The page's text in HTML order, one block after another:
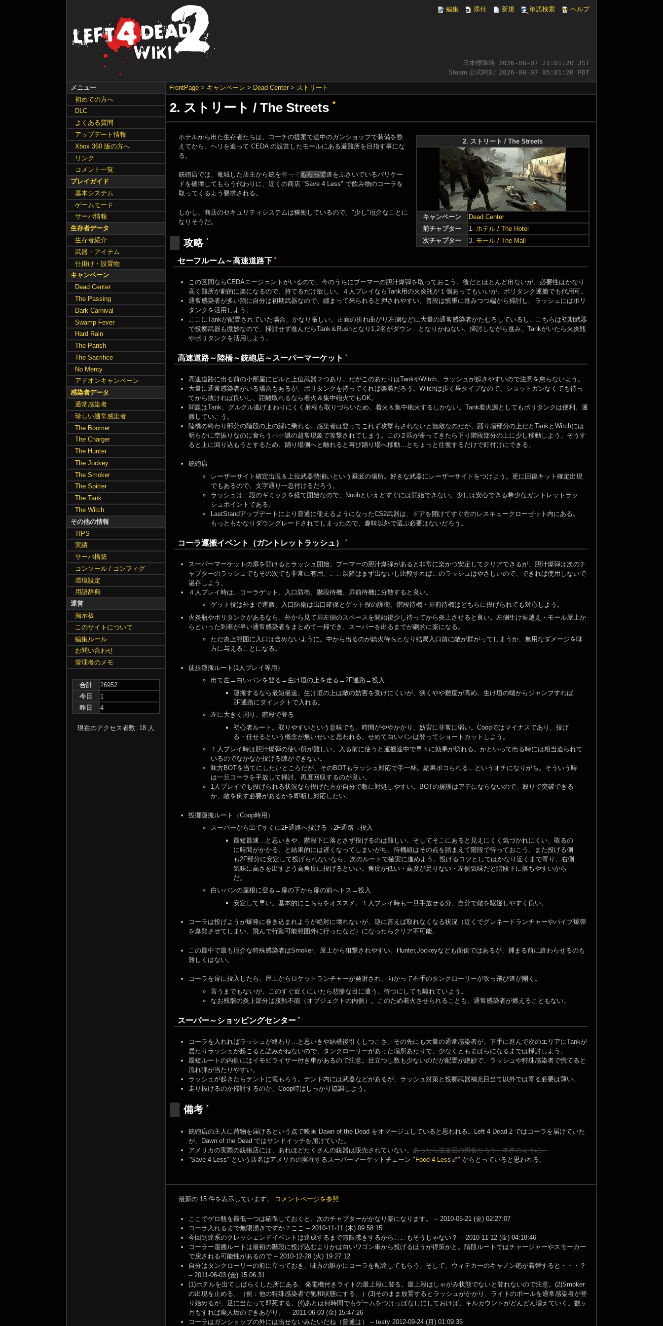
編集 添付 新規 単語検索 ヘルプ
日本標準時: 2026-08-07 21:01:21 JST
Steam 公式時刻: 2026-08-07 05:01:21 PDT
FrontPage> キャンペーン > Dead Center> ストリート
2. ストリート / The Streets*
2. ストリート / The Streets
キャンペーン
Dead Center
前チャプター
1. ホテル / The Hotel
次チャプター
3. モール / The Mall
ホテルから出た生存者たちは、コーチの提案で途中のガンショップで装備を整
えてから、ヘリを追って CEDA の設営したモールにある避難所を目指す事にな
る。
銃砲店では、篭城した店主から銃を奪ってもらって道をふさいでいるバリケー
ドを破壊してもらう代わりに、近くの商店 "Save 4 Less" で飲み物のコーラを
取ってくるよう要求される。
しかし、商店のセキュリティシステムは稼働しているので、"少し"厄介なことに
なりそうだ。
攻略 *
セーフルーム～高速道路下 *
この区間ならCEDAエージェントがいるので、今のうちにブーマーの胆汁爆弾を取っておこう。後だとほとんど出ないが、必要性はかなり
高く難所が劇的に楽になるので、持てるだけ欲しい。４人プレイならTank用の火炎瓶が１個あってもいいが、ポリタンク運搬でも代用可。
通常感染者が多い割に自分は初期武器なので、纏まって来られると押されやすい。普段は慎重に進みつつ端から掃討し、ラッシュにはポリ
タンクを活用しよう。
ここにTankが配置されていた場合、かなり厳しい。正面の折れ曲がり左側などに大量の通常感染者がたむろしているし、こちらは初期武器
で投擲武器も微妙なので、掃討せず進んだらTank＆Rushとなり1,2名がダウン…となりかねない。掃討しながら進み、Tankがいたら火炎瓶
やポリタンクを活用しよう。
高速道路～陸橋～銃砲店～スーパーマーケット *
高速道路に出る前の小部屋にピルと上位武器２つあり。だがこのあたりはTankやWitch、ラッシュが起きやすいので注意を怠らないよう。
大量に通常感染者がいる場合もあるが、ポリタンクを持ってくれば楽勝だろう。Witchは歩く昼タイプなので、ショットガンなくても待っ
てから抜ければ良いし、距離取れるなら着火＆集中砲火でもOK。
問題はTank。グルグル逃げまわりにくく射程も取りづらいため、着火＆集中砲火するしかない。Tank着火源としてもポリタンクは便利。運
搬していこう。
陸橋の終わり部分の階段の上の縁に乗れる。感染者は登ってこれず攻撃もされないと無敵なのだが、踊り場部分の上だとTankとWitchには
明らかに空振りなのに食らう バグ謎の超常現象で攻撃されてしまう。この２匹が寄ってきたら下り階段部分の上に少し移動しよう。そうす
ると上に回り込もうとするため、踊り場側へと離れると再び踊り場へ移動…とちょっと往復するだけで釘付けにできる。
銃砲店
レーザーサイト確定出現＆上位武器勢揃いという垂涎の場所。好きな武器にレーザーサイトをつけよう。更に回復キット確定出現
でもあるので、文字通り一息付けるだろう。
ラッシュは二段のギミックを経て開始なので、Noobといえどすぐには開始できない。少しは安心できる希少なガントレットラッ
シュポイントである。
LastStandアップデートにより普通に使えるようになったCS2武器は、ドアを開けてすぐ右のレスキュークローゼット内にある。
もっともかなりダウングレードされてしまったので、趣味以外で選ぶ必要はないだろう。
コーラ運搬イベント（ガントレットラッシュ） *
スーパーマーケットの扉を開けるとラッシュ開始。ブーマーの胆汁爆弾があると非常に楽かつ安定してクリアできるが、胆汁爆弾は次のチ
ャプターのラッシュでもその次でも非常に有用。ここ以降はまず出ないし比較すればこのラッシュはやさしいので、できれば使用しないで
温存しよう。
４人プレイ時は、コーラゲット、入口防衛、階段待機、扉前待機に分散すると良い。
ゲット役は外まで運搬、入口防衛は出口確保とゲット役の護衛。階段待機・扉前待機はどちらに投げられても対応しよう。
火炎瓶やポリタンクがあるなら、外から見て扉左側のスペースを開始後少し待ってから炎上させると良い。左側生け垣越え・モール屋上か
らといった到着が早い通常感染者をまとめて一掃でき、スーパーを出るまでが劇的に楽になる。
ただ炎上範囲に入口は含めないように。中から出るのが鎮火待ちとなり結局入口前に敵が群がってしまうか、無用なダメージを味
方に与えることになる。
徒歩運搬ルート(1人プレイ等用）
出て左→白いバンを登る→生け垣の上を走る→2F通路→投入
運搬するなら最短最速。生け垣の上は敵の妨害を受けにくいが、狭くやや難度が高め。生け垣の端からジャンプすれば
2F通路にダイレクトで入れる。
左に大きく周り、階段で登る
初心者ルート。取りやすいという意味でも。時間がややかかり、妨害に非常に弱い。Coopではマイナスであり、投げ
る・任せるという概念が無いせいと思われる。せめて白いバンは登ってショートカットしよう。
１人プレイ時は胆汁爆弾の使い所が難しい。入る前に使うと運搬途中で早々に効果が切れる。かといって出る時には相当迫られて
いるのでなかなか投げる隙ができない。
味方BOTを当てにしたいところだが、そのBOTもラッシュ対応で手一杯。結果ボコられる…というオチになりがち。そういう時
は一旦コーラを手放して掃討、再度回収するのが良い。
1人プレイでも投げられる状況なら投げた方が自分で敵に対処しやすい。BOTの援護はアテにならないので、殴りで突破できる
か、敵を倒す必要があるかを即断し対応したい。
投擲運搬ルート（Coop時用）
スーパーから出てすぐに2F通路へ投げる→2F通路→投入
最短最速…と思いきや、階段下に落とさず投げるのは難しい。そしてそこにあると見えにくく気づかれにくい、取るの
に時間がかかる、と結果的には遅くなってしまいがち。待機組はその点を踏まえて階段で待っておこう。また投げる側
も2F部分に安定して投げられないなら、次のルートで確実に進めよう。投げるコツとしてはかなり近くまで寄り、右側
気味に高さを出すよう高角度に投げるといい。角度が低い・高度が足りない・左側気味だと階段下に落ちやすいから
だ。
白いバンの屋根に登る→扉の下から扉の前へトス→投入
安定して早い。基本的にこちらをオススメ。１人プレイ時も一旦手放せる分、自分で敵を駆逐しやすく良い。
コーラは投げようが爆発に巻き込まれようが絶対に壊れないが、逆に言えば取れなくなる状況（近くでグレネードランチャーやパイプ爆弾
を爆発させてしまい、飛んで行動可能範囲外に行ったなど）になったらクリア不可能。
この最中で最も厄介な特殊感染者はSmoker。屋上から狙撃されやすい。Hunter,Jockeyなども面倒ではあるが、捕まる前に終わらせるのも
難しくはない。
コーラを扉に投入したら、屋上からロケットランチャーが発射され、向かって右手のタンクローリーが吹っ飛び道が開く。
言うまでもないが、このすぐ近くにいたら悲惨な目に遭う。待つにしても離れていよう。
なお残骸の炎上部分は接触不能（オブジェクトの内側）。このため着火させられることも、通常感染者が燃えることもない。
スーパー～ショッピングセンター *
コーラを入れればラッシュが終わり…と思いきや結構後引くしつこさ。その先にも大量の通常感染者が。下手に進んで次のエリアにTankが
居たりラッシュが起こると詰みかねないので、タンクローリーがあった場所あたりで、少なくともまばらになるまでは掃討しよう。
最短ルートの内側にはイモビライザー付き車があるので注意。目立つし数も少ないのだが配置が絶妙で、ラッシュや特殊感染者で慌てると
流れ弾が当たりやすい。
ラッシュが起きたらテントに篭もろう。テント内には武器などがあるが、ラッシュ対策と投擲武器補充目当て以外では寄る必要は薄い。
走り抜けるのか掃討するのか、Coop時はしっかり協調しよう。
備考 *
銃砲店の主人に荷物を届けるという点で映画 Dawn of the Dead をオマージュしていると思われる。Left 4 Dead 2 ではコーラを届けていた
が、Dawn of the Dead ではサンドイッチを届けていた。
アメリカの実際の銃砲店には、あれほどたくさんの銃器は販売されていない。 あったら強盗団の餌食だろう。本作のように。
"Save 4 Less" という店名はアメリカの実在するスーパーマーケットチェーン "Food 4 Less " からとっていると思われる。
最新の 15 件を表示しています。 コメントページを参照
ここでゲロ瓶を最低一つは確保しておくと、次のチャプターがかなり楽になります。 -- 2010-05-21 (金) 02:27:07
コーラ入れるまで無限湧きですか？ここ -- 2010-11-11 (木) 09:58:15
今回到達系のクレッシェンドイベントは達成するまで無限沸きするからここもそうじゃない？ -- 2010-11-12 (金) 04:18:46
コーラー運搬ルートは最初の階段に投げ込むよりかは白いワゴン車から投げるほうが得策かと。階段ルートではチャージャーやスモーカー
で戻される可能性があるので -- 2010-12-28 (火) 19:27:12
自分はタンクローリーの前に立っておき、味方の誰かにコーラを配達してもらう。そして、ウィテカーのキャノン砲が着弾すると・・・？
-- 2011-06-03 (金) 15:06:31
(1)ホテルを出てしばらくした所にある、発電機付きライトの最上段に登る。最上段はしゃがみ状態でないと登れないので注意。(2)Smoker
の出現を止める。（例：他の特殊感染者で飽和状態にする。）(3)そのまま放置するとラッシュがかかり、ライトのポールを通常感染者が登
り始めるが、足に当たって即死する。(4)あとは何時間でもゲームをつけっぱなしにしておけば、キルカウントがどんどん増えていく。数ヶ
月もすれば廃人垢のできあがり。 -- 2011-06-03 (金) 15:47:26
コーラはガンショップの外には出せないみたいだね（普通は） -- testy 2012-09-24 (月) 01:09:36
メニュー
初めての方へ
DLC
よくある質問
アップデート情報
Xbox 360 版の方へ
リンク
コメント一覧
プレイガイド
基本システム
ゲームモード
サーバ情報
生存者データ
生存者紹介
武器・アイテム
仕掛け・設置物
キャンペーン
Dead Center
The Passing
Dark Carnival
Swamp Fever
Hard Rain
The Parish
The Sacrifice
No Mercy
アドオンキャンペーン
感染者データ
通常感染者
珍しい通常感染者
The Boomer
The Charger
The Hunter
The Jockey
The Smoker
The Spitter
The Tank
The Witch
その他の情報
TIPS
実績
サーバ構築
コンソール / コンフィグ
環境設定
用語辞典
運営
掲示板
このサイトについて
編集ルール
お問い合わせ
管理者のメモ
合計
26952
今日
1
昨日
4
現在のアクセス者数: 18 人